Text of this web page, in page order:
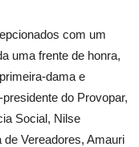
com um
uma frente de honra,
dama e
do Provopar,
Social, Nilse
Vereadores, Amauri